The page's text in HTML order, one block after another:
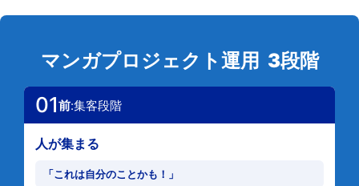
マンガプロジェクト運用 3段階
01前:集客段階
人が集まる
「これは自分のことかも！」